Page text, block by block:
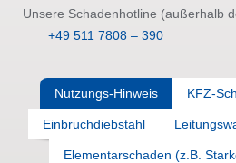
Unsere Schadenhotline
+49 511 7808 – 390
Nutzungs-Hinweis KFZ-
Einbruchdiebstahl
Elementarschaden (z.B.